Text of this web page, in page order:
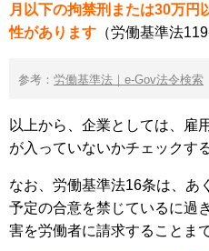
月以下の拘禁刑または30万円
性があります （労働基準法
参考： 労働基準法｜e-Gov法令検索
以上から、企業としては、雇
が入っていないかチェックす
なお、労働基準法16条は、あ
予定の合意を禁じているに過
害を労働者に請求することま